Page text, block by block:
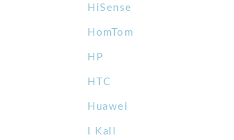
HiSense
HomTom
HP
HTC
Huawei
I Kall